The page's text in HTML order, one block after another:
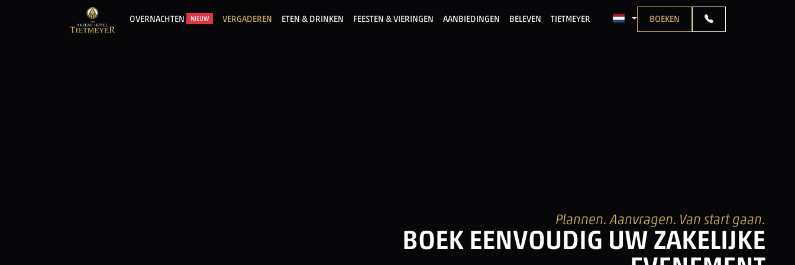
OVERNACHTEN NIEUW VERGADEREN ETEN & DRINKEN FEESTEN & VIERINGEN AANBIEDINGEN BELEVEN TIETMEYER TAAL: NEDERLANDS
BOEKEN
Plannen. Aanvragen. Van start gaan.
BOEK EENVOUDIG UW ZAKELIJKE